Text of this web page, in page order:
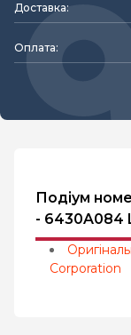
Доставка:
Оплата:
Подіум
- 6430A084
Corporation